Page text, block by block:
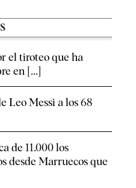
el tiroteo que ha
en [...]
Leo Messi a los 68
de 11.000 los
desde Marruecos que